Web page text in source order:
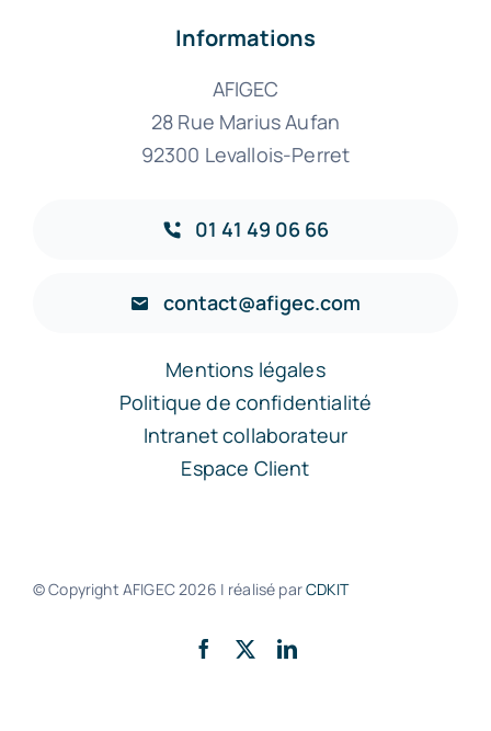
Informations
AFIGEC
28 Rue Marius Aufan
92300 Levallois-Perret
01 41 49 06 66
contact@afigec.com
Mentions légales
Politique de confidentialité
Intranet collaborateur
Espace Client
© Copyright AFIGEC2026 | réalisé parCDKIT